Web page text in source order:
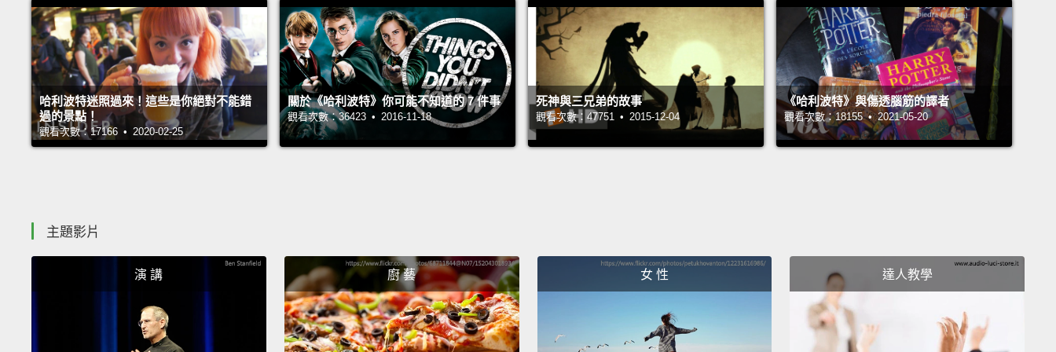
看看你，還在玩牌。可悲!我們就快要期末考了。
I'm ready.
Ask me any question.
我已經準備好了。問我問題啊。
All right. What's the three most crucial ingredients in a
Forgetfulness potion?
And what, may I ask, do you plan to do if this comes up in
那我請問你，如果期末考試出現這題，那你要怎麼寫？
哈利波特迷照過來！這些是你絕對不能錯
過的景點！
觀看次數：17166 • 2020-02-25
關於《哈利波特》你可能不知道的 7 件事
觀看次數：36423 • 2016-11-18
死神與三兄弟的故事
觀看次數：47751 • 2015-12-04
《哈利波特》與傷透腦筋的譯者
觀看次數：18155 • 2021-05-20
主題影片
演 講 廚 藝 女 性 達人教學